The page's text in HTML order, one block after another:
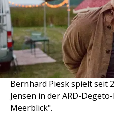
Bernhard Piesk spielt seit
Jensen in der ARD-
Meerblick".